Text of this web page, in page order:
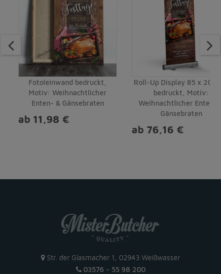
Fotoleinwand bedruckt,
Motiv: Weihnachtlicher
Enten- & Gänsebraten
ab 11,98 €
Roll-Up Display 85 x 200
bedruckt, Motiv:
Weihnachtlicher Enten-
Gänsebraten
ab 76,16 €
Str. der Glasmacher 1, 02943 Weißwasser
03576 - 55 98 200